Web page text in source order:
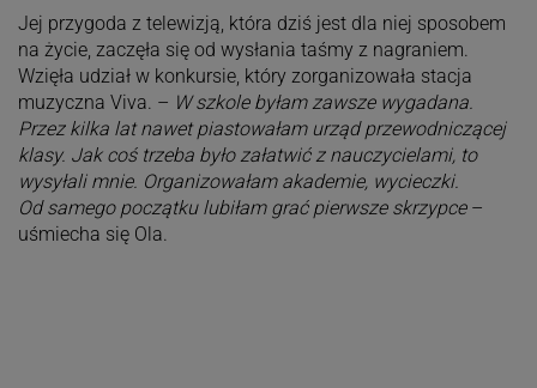
Jej przygoda z telewizją, która dziś jest dla niej sposobem
na życie, zaczęła się od wysłania taśmy z nagraniem.
Wzięła udział w konkursie, który zorganizowała stacja
muzyczna Viva. – W szkole byłam zawsze wygadana.
Przez kilka lat nawet piastowałam urząd przewodniczącej
klasy. Jak coś trzeba było załatwić z nauczycielami, to
wysyłali mnie. Organizowałam akademie, wycieczki.
Odsamego początku lubiłam grać pierwsze skrzypce–
uśmiecha się Ola.